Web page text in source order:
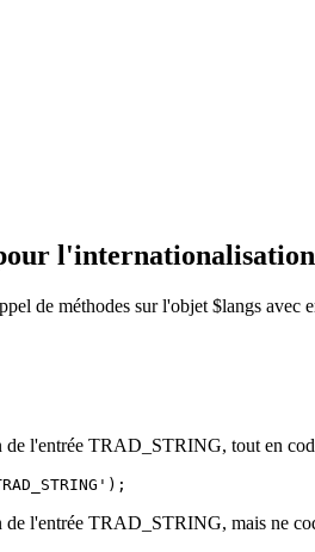
de méthodes sur l'objet $langs
l'entrée TRAD_STRING, tout en
l'entrée TRAD_STRING, mais ne